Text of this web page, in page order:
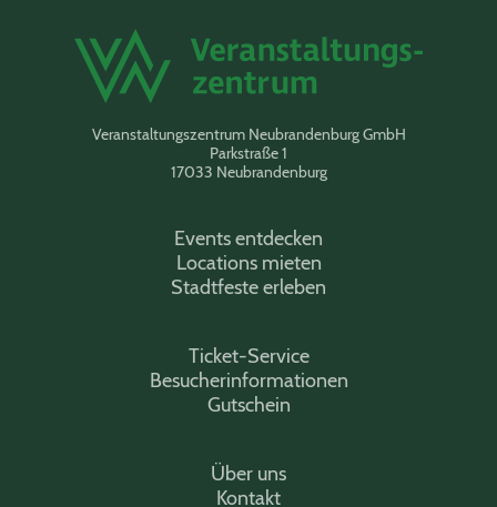
Veranstaltungszentrum Neubrandenburg GmbH
Parkstraße 1
17033 Neubrandenburg
Events entdecken
Locations mieten
Stadtfeste erleben
Ticket-Service
Besucherinformationen
Gutschein
Über uns
Kontakt